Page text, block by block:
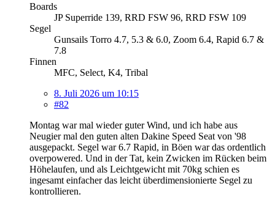
Boards
JP Superride 139, RRD FSW 96, RRD FSW 109
Segel
Gunsails Torro 4.7, 5.3 & 6.0, Zoom 6.4, Rapid 6.7 &
7.8
Finnen
MFC, Select, K4, Tribal
8. Juli 2026 um 10:15
#82
Montag war mal wieder guter Wind, und ich habe aus
Neugier mal den guten alten Dakine Speed Seat von '98
ausgepackt. Segel war 6.7 Rapid, in Böen war das ordentlich
overpowered. Und in der Tat, kein Zwicken im Rücken beim
Höhelaufen, und als Leichtgewicht mit 70kg schien es
ingesamt einfacher das leicht überdimensionierte Segel zu
kontrollieren.